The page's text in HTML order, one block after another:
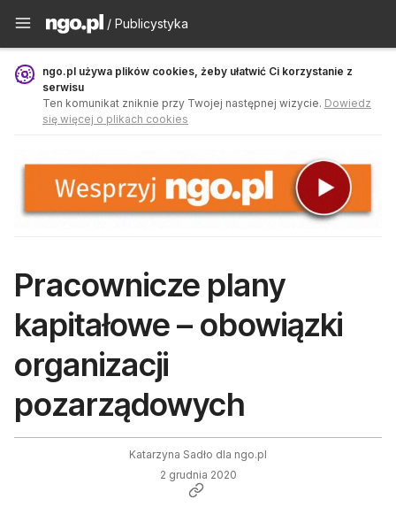
Publicystyka - ngo.pl
/ Publicystyka
ngo.pl używa plików cookies, żeby ułatwić Ci korzystanie z
serwisu
Ten komunikat zniknie przy Twojej następnej wizycie. Dowiedz
się więcej o plikach cookies
Pracownicze plany
kapitałowe – obowiązki
organizacji
pozarządowych
Katarzyna Sadło dla ngo.pl
2 grudnia 2020